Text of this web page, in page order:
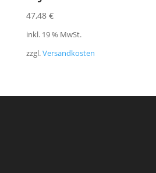
47,48 €
inkl. 19 % MwSt.
zzgl.Versandkosten